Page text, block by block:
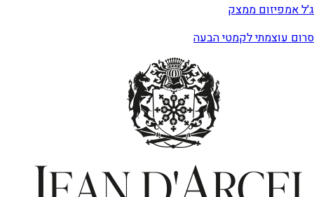
ג'ל אמפיזום ממצק
סרום עוצמתי לקמטי הבעה